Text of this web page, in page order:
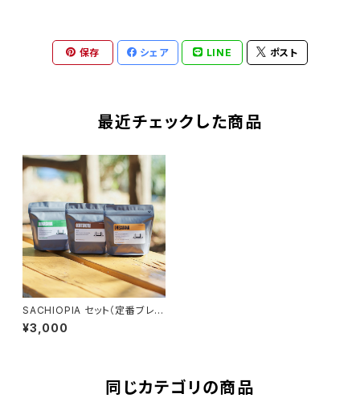
保存 シェア LINE ポスト
最近チェックした商品
SACHIOPIA セット（定番ブレン
ド３種×100g）
¥3,000
同じカテゴリの商品